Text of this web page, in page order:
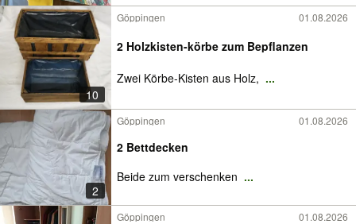
10
Göppingen 01.08.2026
2 Holzkisten-körbe zum Bepflanzen
Zwei Körbe-Kisten aus Holz, ...
2
Göppingen 01.08.2026
2 Bettdecken
Beide zum verschenken ...
Göppingen 01.08.2026